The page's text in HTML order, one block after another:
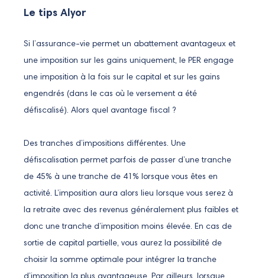
Le tips Alyor
Si l’assurance-vie permet un abattement avantageux et
une imposition sur les gains uniquement, le PER engage
une imposition à la fois sur le capital et sur les gains
engendrés (dans le cas où le versement a été
défiscalisé). Alors quel avantage fiscal ?
Des tranches d’impositions différentes. Une
défiscalisation permet parfois de passer d’une tranche
de 45% à une tranche de 41% lorsque vous êtes en
activité. L’imposition aura alors lieu lorsque vous serez à
la retraite avec des revenus généralement plus faibles et
donc une tranche d’imposition moins élevée. En cas de
sortie de capital partielle, vous aurez la possibilité de
choisir la somme optimale pour intégrer la tranche